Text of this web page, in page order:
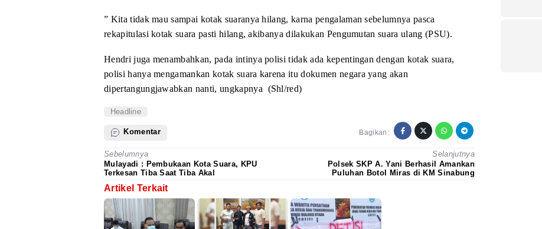
” Kita tidak mau sampai kotak suaranya hilang, karna pengalaman sebelumnya pasca
rekapitulasi kotak suara pasti hilang, akibanya dilakukan Pengumutan suara ulang (PSU).
Hendri juga menambahkan, pada intinya polisi tidak ada kepentingan dengan kotak suara,
polisi hanya mengamankan kotak suara karena itu dokumen negara yang akan
dipertangungjawabkan nanti, ungkapnya (Shl/red)
Headline
Komentar Bagikan:
Sebelumnya
Mulayadi : Pembukaan Kota Suara, KPU
Terkesan Tiba Saat Tiba Akal
Selanjutnya
Polsek SKP A. Yani Berhasil Amankan
Puluhan Botol Miras di KM Sinabung
Artikel Terkait